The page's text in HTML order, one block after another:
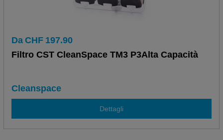
Da CHF 197.90
Filtro CST CleanSpace TM3 P3Alta Capacità
Cleanspace
Dettagli